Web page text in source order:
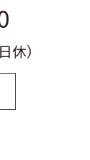
）